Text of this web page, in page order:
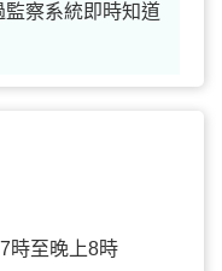
察系統即時知道
7時至晚上8時